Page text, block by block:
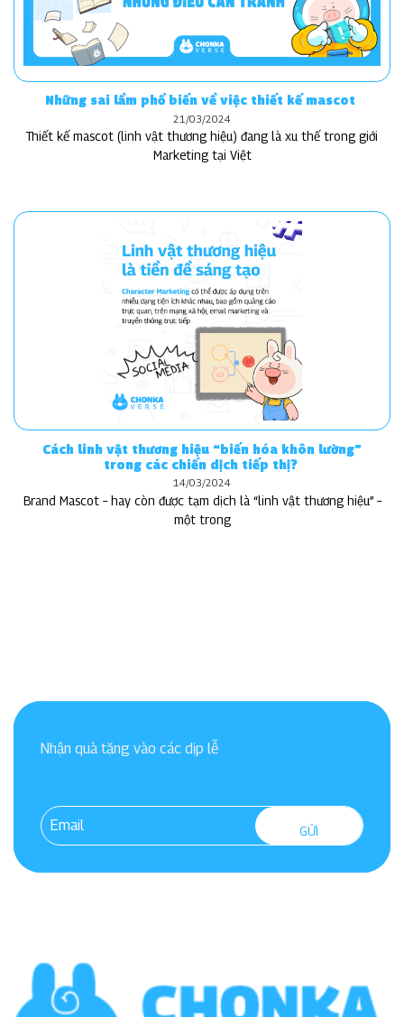
Những sai lầm phổ biến về việc thiết kế mascot
21/03/2024
Thiết kế mascot (linh vật thương hiệu) đang là xu thế trong giới
Marketing tại Việt
Cách linh vật thương hiệu “biến hóa khôn lường”
trong các chiến dịch tiếp thị?
14/03/2024
Brand Mascot – hay còn được tạm dịch là “linh vật thương hiệu” –
một trong
Nhận quà tặng vào các dịp lễ